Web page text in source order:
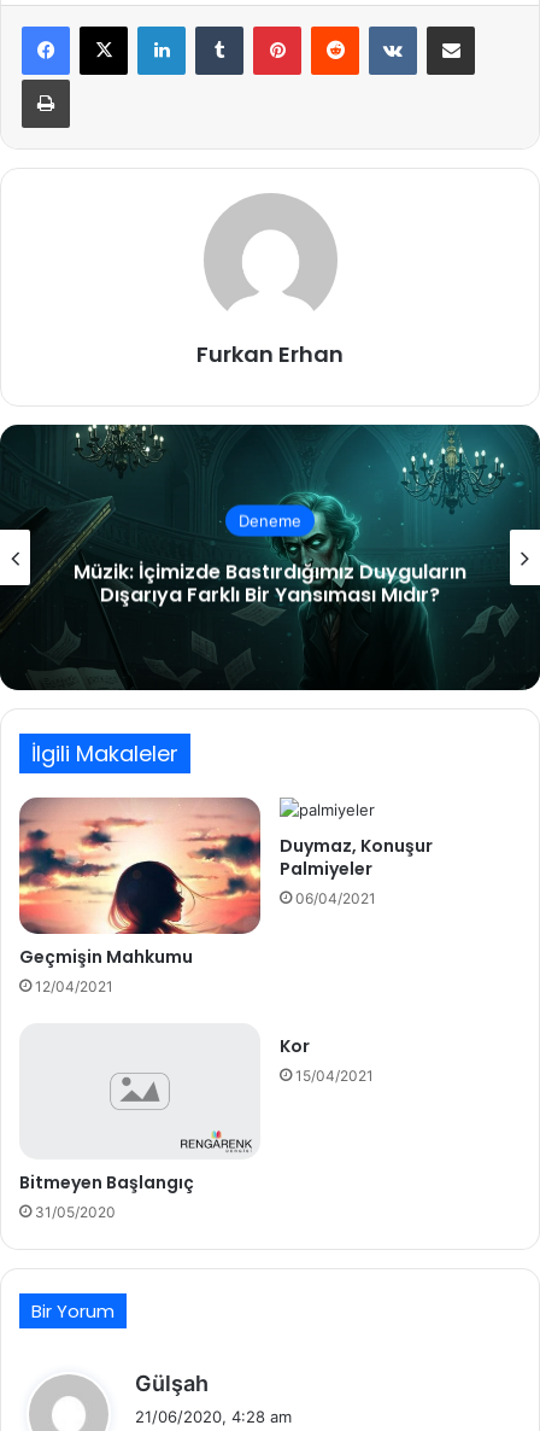
LinkedInTumblr PinterestReddit VKontakteE-Posta ile paylaş
Yazdır
Furkan Erhan
Deneme
Bastırdığımız Duyguların
Farklı Bir Yansıması Mıdır?
İlgili Makaleler
Geçmişin Mahkumu
12/04/2021
Duymaz, Konuşur
Palmiyeler
06/04/2021
Bitmeyen Başlangıç
31/05/2020
Kor
15/04/2021
Bir Yorum
Gülşah
21/06/2020, 4:28 am